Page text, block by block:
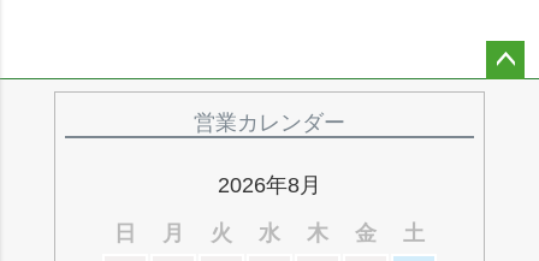
営業カレンダー
2026年8月
日
月 火 水 木 金 土